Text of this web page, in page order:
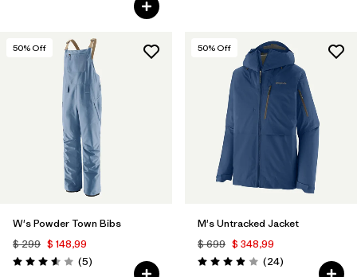
50% Off
W's Powder Town Bibs
$ 299 $ 148,99
Valoración: 3.6 / 5
(5Comentarios
)
50% Off
M's Untracked Jacket
$ 699 $ 348,99
Valoración: 3.9 / 5
(24Comentarios
)